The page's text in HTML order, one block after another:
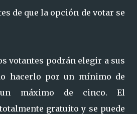
de que la opción de votar se
votantes podrán elegir a sus
hacerlo por un mínimo de
máximo de cinco. El
gratuito y se puede